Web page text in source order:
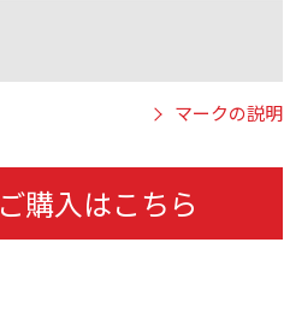
マークの説明
ご購入はこちら